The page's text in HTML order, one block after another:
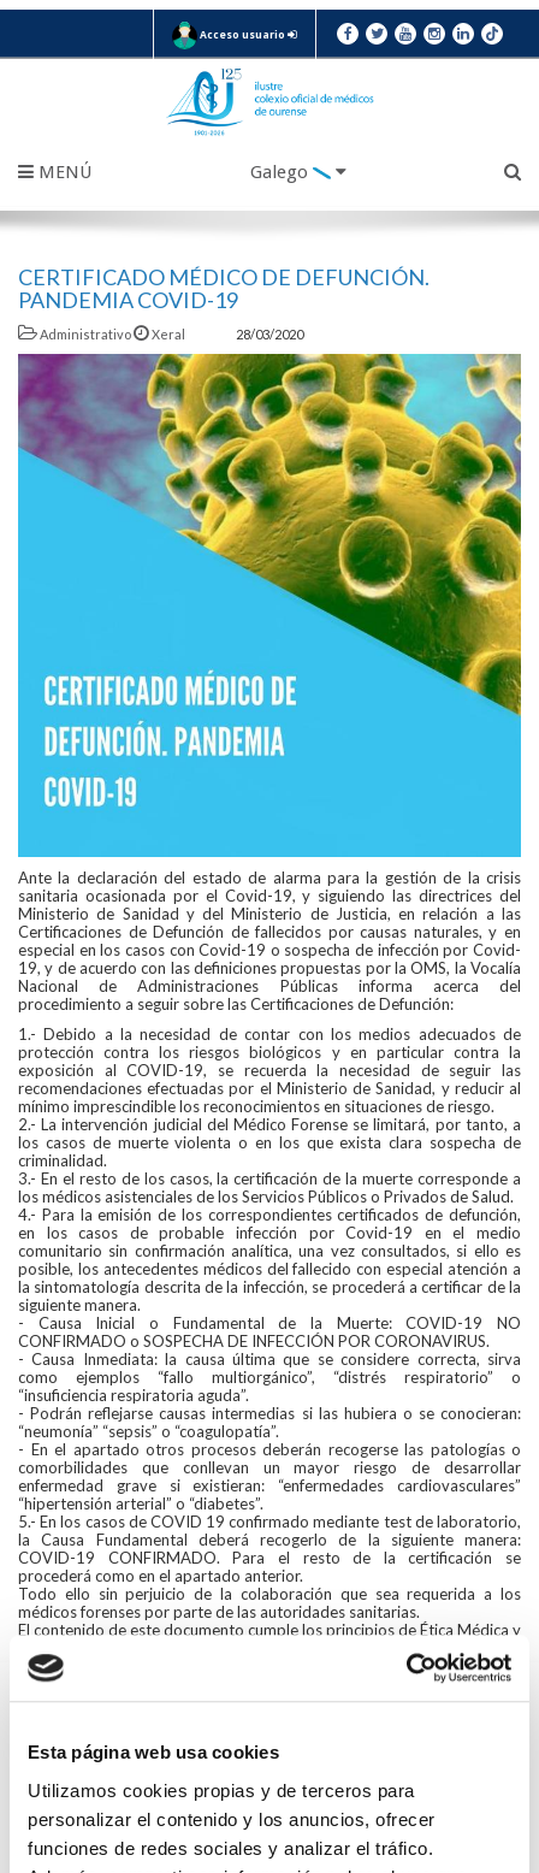
Esta página web usa cookies
Utilizamos cookies propias y de terceros para
personalizar el contenido y los anuncios, ofrecer
funciones de redes sociales y analizar el tráfico.
Acceso usuario
MENÚ Galego
CERTIFICADO MÉDICO DE DEFUNCIÓN.
PANDEMIA COVID-19
Administrativo Xeral 28/03/2020
Ante la declaración del estado de alarma para la gestión de la crisis
sanitaria ocasionada por el Covid-19, y siguiendo las directrices del
Ministerio de Sanidad y del Ministerio de Justicia, en relación a las
Certificaciones de Defunción de fallecidos por causas naturales, y en
especial en los casos con Covid-19 o sospecha de infección por Covid-
19, y de acuerdo con las definiciones propuestas por la OMS, la Vocalía
Nacional de Administraciones Públicas informa acerca del
procedimiento a seguir sobre las Certificaciones de Defunción:
1.- Debido a la necesidad de contar con los medios adecuados de
protección contra los riesgos biológicos y en particular contra la
exposición al COVID-19, se recuerda la necesidad de seguir las
recomendaciones efectuadas por el Ministerio de Sanidad, y reducir al
mínimo imprescindible los reconocimientos en situaciones de riesgo.
2.- La intervención judicial del Médico Forense se limitará, por tanto, a
los casos de muerte violenta o en los que exista clara sospecha de
criminalidad.
3.- En el resto de los casos, la certificación de la muerte corresponde a
los médicos asistenciales de los Servicios Públicos o Privados de Salud.
4.- Para la emisión de los correspondientes certificados de defunción,
en los casos de probable infección por Covid-19 en el medio
comunitario sin confirmación analítica, una vez consultados, si ello es
posible, los antecedentes médicos del fallecido con especial atención a
la sintomatología descrita de la infección, se procederá a certificar de la
siguiente manera.
- Causa Inicial o Fundamental de la Muerte: COVID-19 NO
CONFIRMADO o SOSPECHA DE INFECCIÓN POR CORONAVIRUS.
- Causa Inmediata: la causa última que se considere correcta, sirva
como ejemplos “fallo multiorgánico”, “distrés respiratorio” o
“insuficiencia respiratoria aguda”.
- Podrán reflejarse causas intermedias si las hubiera o se conocieran:
“neumonía” “sepsis” o “coagulopatía”.
- En el apartado otros procesos deberán recogerse las patologías o
comorbilidades que conllevan un mayor riesgo de desarrollar
enfermedad grave si existieran: “enfermedades cardiovasculares”
“hipertensión arterial” o “diabetes”.
5.- En los casos de COVID 19 confirmado mediante test de laboratorio,
la Causa Fundamental deberá recogerlo de la siguiente manera:
COVID-19 CONFIRMADO. Para el resto de la certificación se
procederá como en el apartado anterior.
Todo ello sin perjuicio de la colaboración que sea requerida a los
médicos forenses por parte de las autoridades sanitarias.
El contenido de este documento cumple los principios de Ética Médica y
es conforme a lo establecido en el Código de Deontología Médica
vigente.
Se incluyen enlaces de interés:
China/documentos.htm
Ministerio de Justicia
https://www.mjusticia.gob.es/…/servicios-esenciales-justicia
https://www.who.int/classifications/icd/covid19/en/